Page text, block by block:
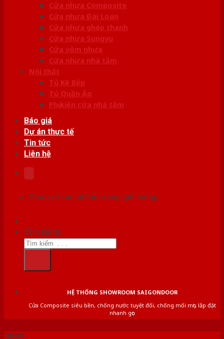
Cửa nhựa Composite
Cửa nhựa Đài Loan
Cửa nhựa ghép thanh
Cửa nhựa Sungyu
Cửa vòm nhựa
Cửa nhựa nhà tắm
Nội thất
Tủ Kệ Bếp
Tủ Quần Áo
Phụ kiện cửa nhà tắm
Báo giá
Dự án thực tế
Tin tức
Liên hệ
Chưa có sản phẩm trong giỏ hàng.
Tìm kiếm:
HỆ THỐNG SHOWROOM SAIGONDOOR
Cửa Composite siêu bền, chống nước tuyệt đối, chống mối mọt, lắp đặt
nhanh gọn
Tin tức